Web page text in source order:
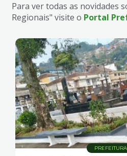
Para ver todas as novidades
Regionais" visite o Portal